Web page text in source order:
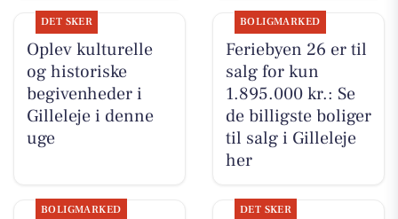
DET SKER
Oplev kulturelle
og historiske
begivenheder i
Gilleleje i denne
uge
BOLIGMARKED
Feriebyen 26 er til
salg for kun
1.895.000 kr.: Se
de billigste boliger
til salg i Gilleleje
her
BOLIGMARKED DET SKER